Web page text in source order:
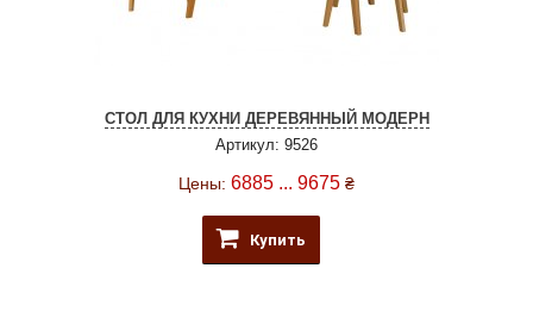
СТОЛ ДЛЯ КУХНИ ДЕРЕВЯННЫЙ МОДЕРН
Артикул: 9526
Цены: 6885 ... 9675 ₴
Купить